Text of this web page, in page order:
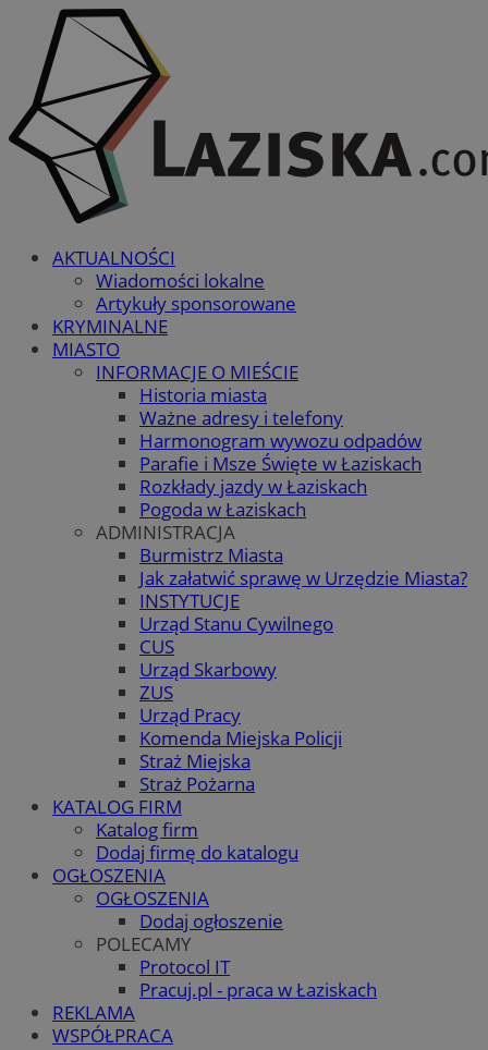
AKTUALNOŚCI
Wiadomości lokalne
Artykuły sponsorowane
KRYMINALNE
MIASTO
INFORMACJE O MIEŚCIE
Historia miasta
Ważne adresy i telefony
Harmonogram wywozu odpadów
Parafie i Msze Święte w Łaziskach
Rozkłady jazdy w Łaziskach
Pogoda w Łaziskach
ADMINISTRACJA
Burmistrz Miasta
Jak załatwić sprawę w Urzędzie Miasta?
INSTYTUCJE
Urząd Stanu Cywilnego
CUS
Urząd Skarbowy
ZUS
Urząd Pracy
Komenda Miejska Policji
Straż Miejska
Straż Pożarna
KATALOG FIRM
Katalog firm
Dodaj firmę do katalogu
OGŁOSZENIA
OGŁOSZENIA
Dodaj ogłoszenie
POLECAMY
Protocol IT
Pracuj.pl - praca w Łaziskach
REKLAMA
WSPÓŁPRACA